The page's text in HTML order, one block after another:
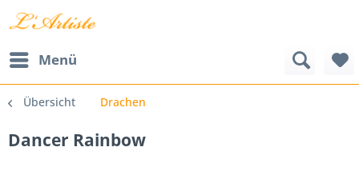
Menü
Übersicht Drachen
Dancer Rainbow